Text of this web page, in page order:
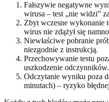
Fałszywie negatywne
wirusa – test „nie widzi”
Zbyt wczesne wykonanie
wirus nie zdążył się
Niewłaściwe pobranie
niezgodnie z instrukcją.
Przechowywanie testu
uszkodzenie odczynników.
Odczytanie wyniku poza
minutach) – ryzyko